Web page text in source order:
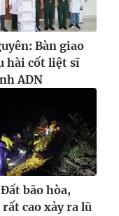
Nam
số 483/GP-BTTTT
Quốc Thắng,
355 932
Bàn giao
hài cốt liệt sĩ
ADN
bão hòa,
rất cao xảy ra lũ